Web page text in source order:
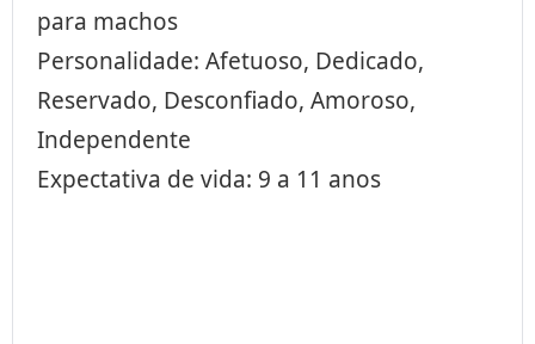
para machos
Personalidade: Afetuoso, Dedicado,
Reservado, Desconfiado, Amoroso,
Independente
Expectativa de vida: 9 a 11 anos